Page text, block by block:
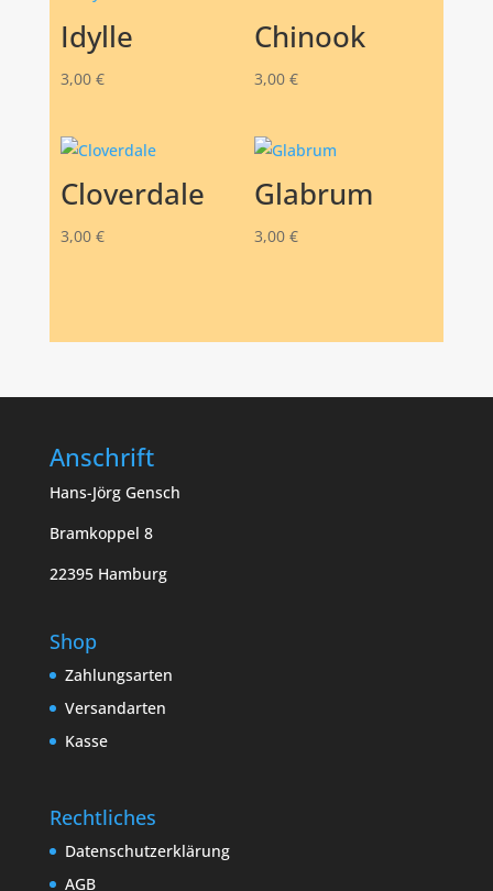
Idylle
3,00 €
Chinook
3,00 €
Cloverdale
3,00 €
Glabrum
3,00 €
Anschrift
Hans-Jörg Gensch
Bramkoppel 8
22395 Hamburg
Shop
Zahlungsarten
Versandarten
Kasse
Rechtliches
Datenschutzerklärung
AGB